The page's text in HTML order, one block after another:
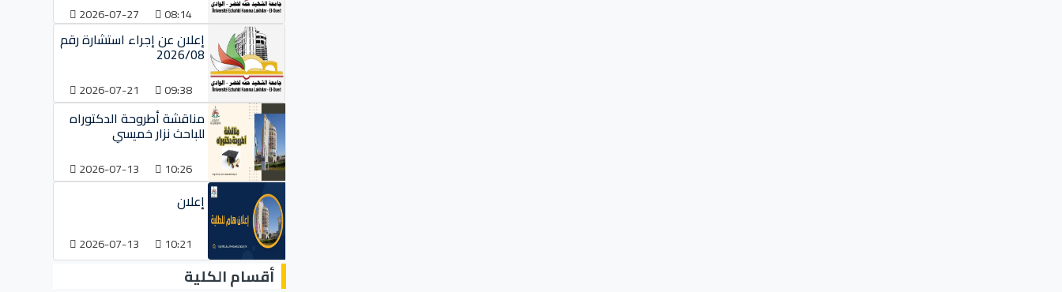
08:14
2026-07-27
إعلان عن إجراء استشارة رقم
2026/08
09:38
2026-07-21
مناقشة أطروحة الدكتوراه
للباحث نزار خميسي
10:26
2026-07-13
إعلان
10:21
2026-07-13
أقسام الكلية